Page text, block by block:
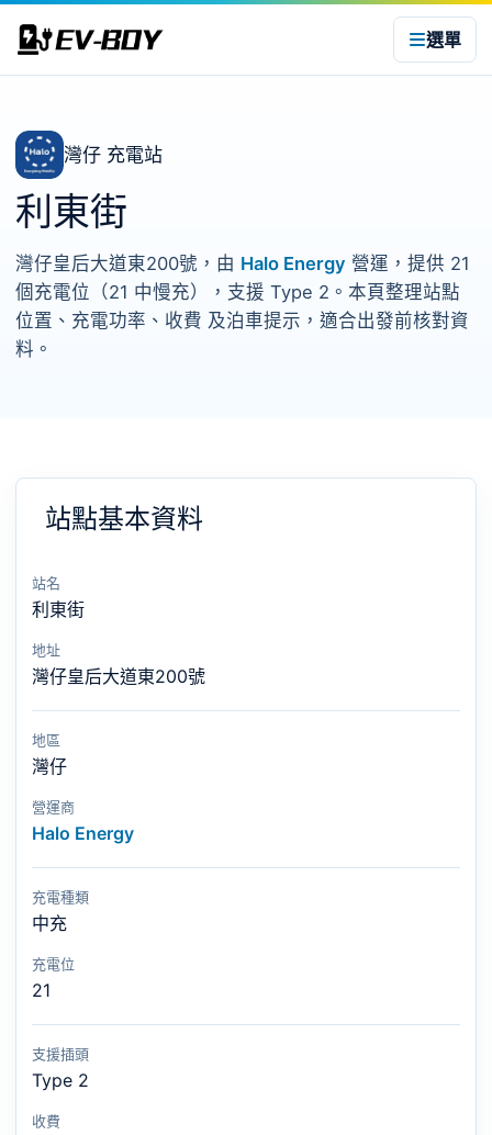
選單
灣仔 充電站
利東街
灣仔皇后大道東200號，由 Halo Energy 營運，提供 21
個充電位（21 中慢充），支援 Type 2。本頁整理站點
位置、充電功率、收費 及泊車提示，適合出發前核對資
料。
站點基本資料
站名
利東街
地址
灣仔皇后大道東200號
地區
灣仔
營運商
Halo Energy
充電種類
中充
充電位
21
支援插頭
Type 2
收費